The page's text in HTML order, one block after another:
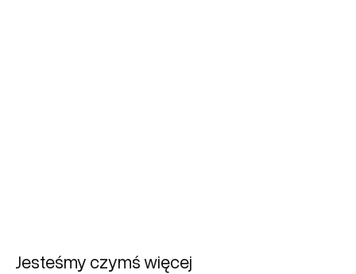
Jesteśmy czymś więcej